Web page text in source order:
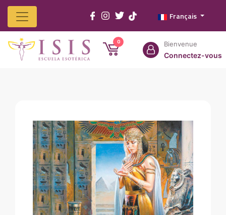
Home
Isis
Cours
Services
Produits
Franchisés
Contactez
Français
0 Bienvenue
Connectez-vous